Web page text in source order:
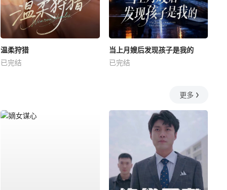
温柔狩猎
已完结
当上月嫂后发现孩子是我的
已完结
更多